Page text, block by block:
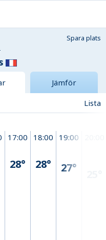
Spara plats
Jämför
Lista
17:00
28°
18:00
28°
19:00
27°